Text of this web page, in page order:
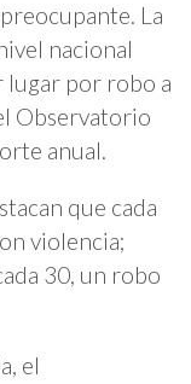
La
nacional
lugar por robo a
Observatorio
anual.
que cada
violencia;
30, un robo
el